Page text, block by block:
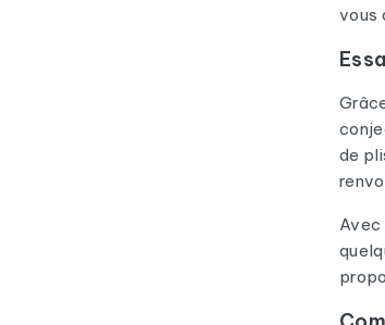
vous
de
Avec